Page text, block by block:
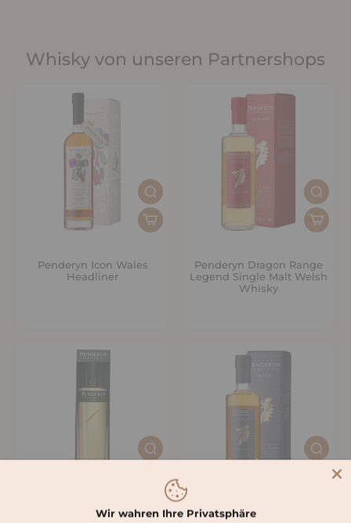
Whisky von unseren Partnershops
Penderyn Icon Wales
Headliner
Penderyn Dragon Range
Legend Single Malt Welsh
Whisky
Wir wahren Ihre Privatsphäre